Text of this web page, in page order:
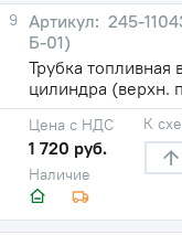
9
245-
Б-01)
Трубка
цилиндра
Наличие
Цена с НДС
1 720 руб.
К